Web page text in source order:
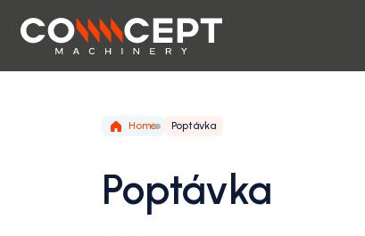
Home Poptávka
Poptávka